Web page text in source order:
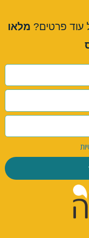
עוד פרטים? מלאו